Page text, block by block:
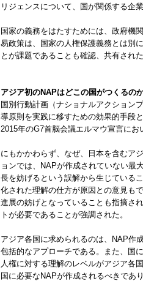
リジェンスについて、国が関係する企
国家の義務をはたすためには、政府機
易政策は、国家の人権保護義務とは別
とが課題であることも確認、共有された
アジア初のNAPはどこの国がつくるの
国別行動計画（ナショナルアクション
導原則を実践に移すための効果的手段
2015年のG7首脳会議エルマウ宣言にお
にもかかわらず、なぜ、日本を含むア
ョンでは、NAPが作成されていない最
長を妨げるという誤解から生じている
化された理解の仕方が原因との意見も
進展の妨げとなっていることも指摘さ
トが必要であることが強調された。
アジア各国に求められるのは、NAP作
包括的なアプローチである。また、国
人権に対する理解のレベルがアジア各
国に必要なNAPが作成されるべきであ